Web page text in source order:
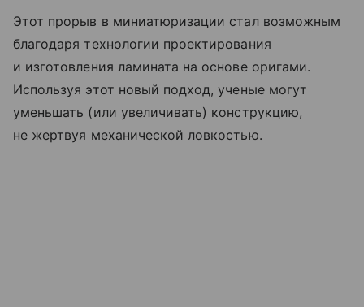
Этот прорыв в миниатюризации стал возможным
благодаря технологии проектирования
и изготовления ламината на основе оригами.
Используя этот новый подход, ученые могут
уменьшать (или увеличивать) конструкцию,
не жертвуя механической ловкостью.